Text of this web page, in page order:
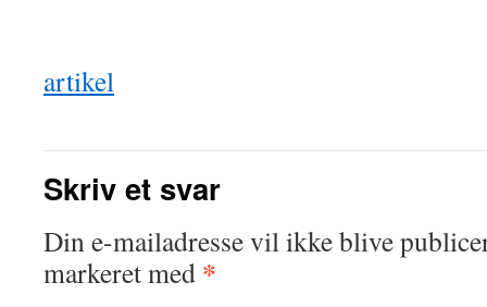
artikel
Skriv et svar
Din e-mailadresse vil ikke blive
markeret med *